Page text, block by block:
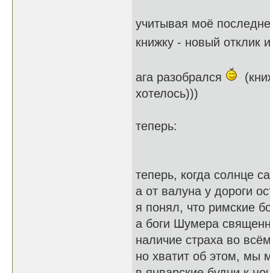
учитывая моё
книжку - новый отклик
ага разобрался
хотелось)))
теперь:
теперь, когда солнце
а от валуна у дороги
я понял, что римские
а боги Шумера
наличие страха во
но хватит об этом, мы